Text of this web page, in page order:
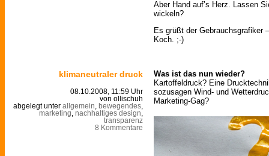
Aber Hand auf’s Herz. Lassen
wickeln?
Es grüßt der Gebrauchsgrafiker
Koch. ;-)
klimaneutraler druck
08.10.2008, 11:59 Uhr
von ollischuh
abgelegt unter allgemein bewegendes
marketing nachhaltiges design
transparenz
8 Kommentare
Was ist das nun wieder?
Kartoffeldruck? Eine
sozusagen Wind- und
Marketing-Gag?